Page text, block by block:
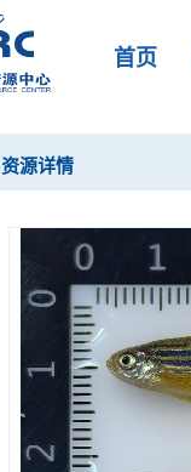
首页
资源详情